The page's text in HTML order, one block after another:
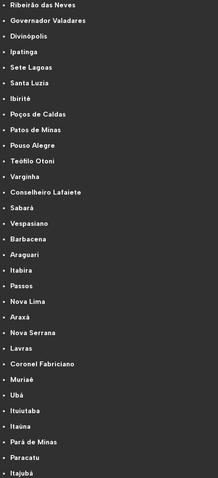
Ribeirão das Neves
Governador Valadares
Divinópolis
Ipatinga
Sete Lagoas
Santa Luzia
Ibirité
Poços de Caldas
Patos de Minas
Pouso Alegre
Teófilo Otoni
Varginha
Conselheiro Lafaiete
Sabará
Vespasiano
Barbacena
Araguari
Itabira
Passos
Nova Lima
Araxá
Nova Serrana
Lavras
Coronel Fabriciano
Muriaé
Ubá
Ituiutaba
Itaúna
Pará de Minas
Paracatu
Itajubá